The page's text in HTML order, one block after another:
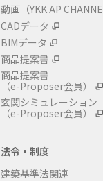
動画（YKK AP
CADデータ
BIMデータ
商品提案書
商品提案書
（e-Proposer会員）
玄関シミュレーション
（e-Proposer会員）
法令・制度
建築基準法関連